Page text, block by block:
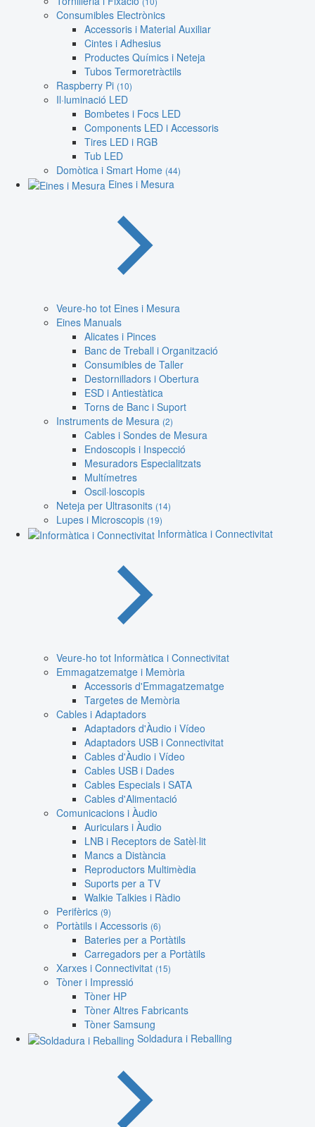
Consumibles Electrònics
Accessoris i Material Auxiliar
Cintes i Adhesius
Productes Químics i Neteja
Tubos Termoretràctils
Raspberry Pi (10)
Il·luminació LED
Bombetes i Focs LED
Components LED i Accessoris
Tires LED i RGB
Tub LED
Domòtica i Smart Home (44)
Eines i Mesura
Veure-ho tot Eines i Mesura
Eines Manuals
Alicates i Pinces
Banc de Treball i Organització
Consumibles de Taller
Destornilladors i Obertura
ESD i Antiestàtica
Torns de Banc i Suport
Instruments de Mesura (2)
Cables i Sondes de Mesura
Endoscopis i Inspecció
Mesuradors Especialitzats
Multímetres
Oscil·loscopis
Neteja per Ultrasonits (14)
Lupes i Microscopis (19)
Informàtica i Connectivitat
Veure-ho tot Informàtica i Connectivitat
Emmagatzematge i Memòria
Accessoris d'Emmagatzematge
Targetes de Memòria
Cables i Adaptadors
Adaptadors d'Àudio i Vídeo
Adaptadors USB i Connectivitat
Cables d'Àudio i Vídeo
Cables USB i Dades
Cables Especials i SATA
Cables d'Alimentació
Comunicacions i Àudio
Auriculars i Àudio
LNB i Receptors de Satèl·lit
Mancs a Distància
Reproductors Multimèdia
Suports per a TV
Walkie Talkies i Ràdio
Perifèrics (9)
Portàtils i Accessoris (6)
Bateries per a Portàtils
Carregadors per a Portàtils
Xarxes i Connectivitat (15)
Tòner i Impressió
Tòner HP
Tòner Altres Fabricants
Tòner Samsung
Soldadura i Reballing